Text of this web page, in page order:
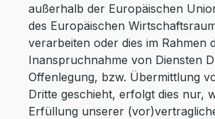
außerhalb der Europäischen
des Europäischen
verarbeiten oder dies im Rahmen
Inanspruchnahme von Diensten
Offenlegung, bzw. Übermittlung
Dritte geschieht, erfolgt dies nur,
Erfüllung unserer